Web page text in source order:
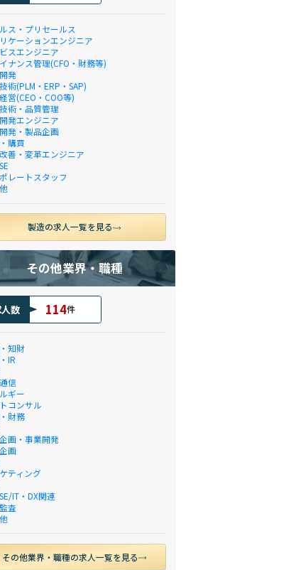
ス・プリセールス
ケーションエンジニア
スエンジニア
ナンス管理(CFO・財務等)
発
術(PLM・ERP・SAP)
営(CEO・COO等)
術・品質管理
発エンジニア
発・製品企画
購買
善・変革エンジニア
レートスタッフ
製造の求人一覧を見る
その他業界・職種
数 114件
知財
IR
信
ギー
コンサル
財務
画・事業開発
画
ティング
IT・DX関連
査
その他業界・職種の求人一覧を見る